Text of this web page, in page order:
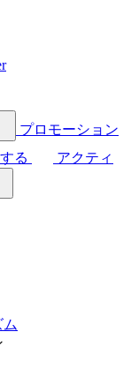
プロモーション
る
アクティ